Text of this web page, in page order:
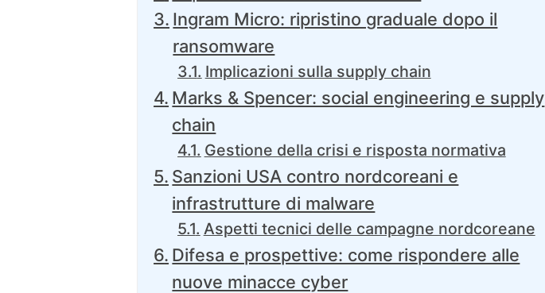
Ingram Micro: ripristino graduale dopo il
ransomware
Implicazioni sulla supply chain
Marks & Spencer: social engineering e supply
chain
Gestione della crisi e risposta normativa
Sanzioni USA contro nordcoreani e
infrastrutture di malware
Aspetti tecnici delle campagne nordcoreane
Difesa e prospettive: come rispondere alle
nuove minacce cyber